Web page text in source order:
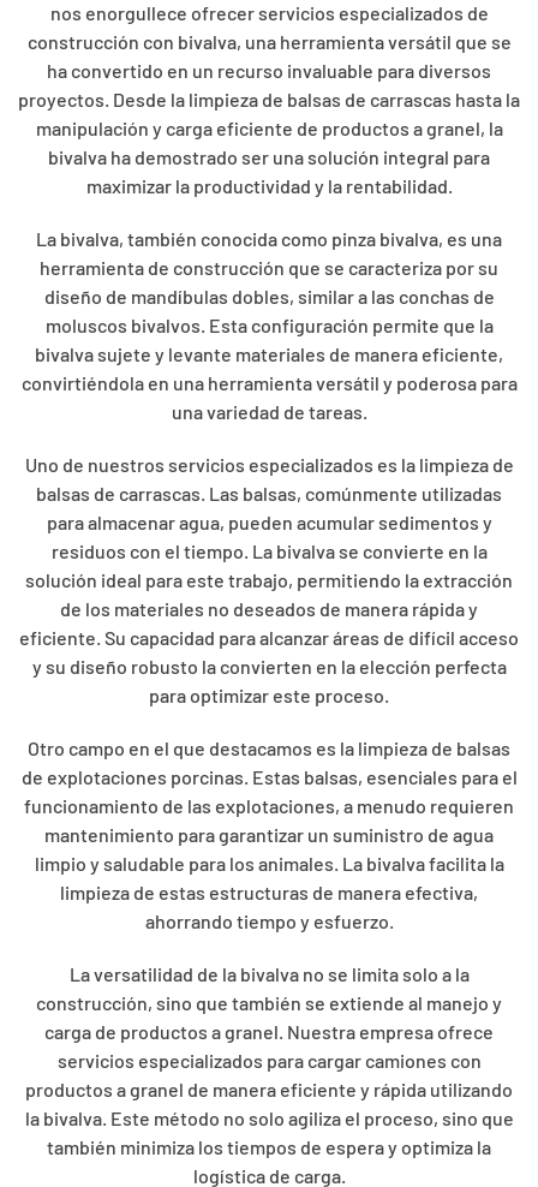
nos enorgullece ofrecer servicios especializados de
construcción con bivalva, una herramienta versátil que se
ha convertido en un recurso invaluable para diversos
proyectos. Desde la limpieza de balsas de carrascas hasta la
manipulación y carga eficiente de productos a granel, la
bivalva ha demostrado ser una solución integral para
maximizar la productividad y la rentabilidad.
La bivalva, también conocida como pinza bivalva, es una
herramienta de construcción que se caracteriza por su
diseño de mandíbulas dobles, similar a las conchas de
moluscos bivalvos. Esta configuración permite que la
bivalva sujete y levante materiales de manera eficiente,
convirtiéndola en una herramienta versátil y poderosa para
una variedad de tareas.
Uno de nuestros servicios especializados es la limpieza de
balsas de carrascas. Las balsas, comúnmente utilizadas
para almacenar agua, pueden acumular sedimentos y
residuos con el tiempo. La bivalva se convierte en la
solución ideal para este trabajo, permitiendo la extracción
de los materiales no deseados de manera rápida y
eficiente. Su capacidad para alcanzar áreas de difícil acceso
y su diseño robusto la convierten en la elección perfecta
para optimizar este proceso.
Otro campo en el que destacamos es la limpieza de balsas
de explotaciones porcinas. Estas balsas, esenciales para el
funcionamiento de las explotaciones, a menudo requieren
mantenimiento para garantizar un suministro de agua
limpio y saludable para los animales. La bivalva facilita la
limpieza de estas estructuras de manera efectiva,
ahorrando tiempo y esfuerzo.
La versatilidad de la bivalva no se limita solo a la
construcción, sino que también se extiende al manejo y
carga de productos a granel. Nuestra empresa ofrece
servicios especializados para cargar camiones con
productos a granel de manera eficiente y rápida utilizando
la bivalva. Este método no solo agiliza el proceso, sino que
también minimiza los tiempos de espera y optimiza la
logística de carga.